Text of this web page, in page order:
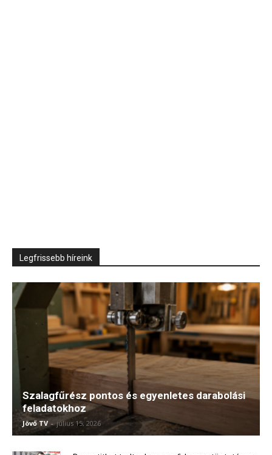
Legfrissebb híreink
Szalagfűrész pontos és egyenletes darabolási
feladatokhoz
Jövő TV - július 15, 2026